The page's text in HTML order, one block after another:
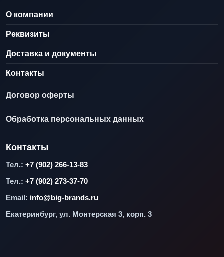
О компании
Реквизиты
Доставка и документы
Контакты
Договор оферты
Обработка персональных данных
Контакты
Тел.: +7 (902) 266-13-83
Тел.: +7 (902) 273-37-70
Email: info@big-brands.ru
Екатеринбург, ул. Монтерская 3, корп. 3